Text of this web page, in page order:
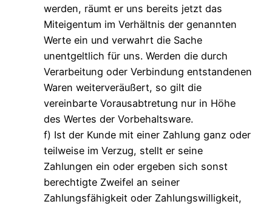
werden, räumt er uns bereits jetzt das
Miteigentum im Verhältnis der genannten
Werte ein und verwahrt die Sache
unentgeltlich für uns. Werden die durch
Verarbeitung oder Verbindung entstandenen
Waren weiterveräußert, so gilt die
vereinbarte Vorausabtretung nur in Höhe
des Wertes der Vorbehaltsware.
f) Ist der Kunde mit einer Zahlung ganz oder
teilweise im Verzug, stellt er seine
Zahlungen ein oder ergeben sich sonst
berechtigte Zweifel an seiner
Zahlungsfähigkeit oder Zahlungswilligkeit,